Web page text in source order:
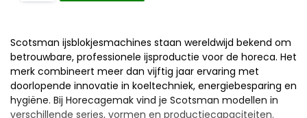
Scotsman ijsblokjesmachines staan wereldwijd bekend om
betrouwbare, professionele ijsproductie voor de horeca. Het
merk combineert meer dan vijftig jaar ervaring met
doorlopende innovatie in koeltechniek, energiebesparing en
hygiëne. Bij Horecagemak vind je Scotsman modellen in
verschillende series, vormen en productiecapaciteiten.